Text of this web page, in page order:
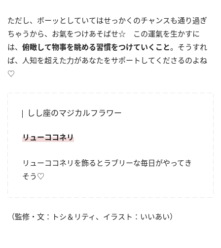
ただし、ボーッとしていてはせっかくのチャンスも通り過ぎ
ちゃうから、お氣をつけあそばせ☆ この運氣を生かすに
は、 俯瞰して物事を眺める習慣をつけていくこと。そうすれ
ば、人知を超えた力があなたをサポートしてくださるのよね
♡
しし座のマジカルフラワー
リューココネリ
リューココネリを飾るとラブリーな毎日がやってき
そう♡
（監修・文：トシ＆リティ、イラスト：いいあい）